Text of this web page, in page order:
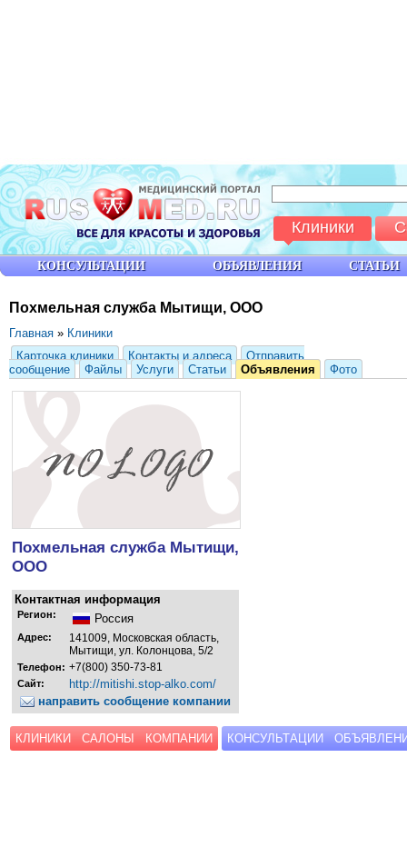
Похмельная служба Мытищи, ООО
Главная » Клиники
Карточка клиники
Контакты и адреса
Отправить
сообщение
Файлы Услуги Статьи Объявления Фото
Похмельная служба Мытищи,
ООО
Контактная информация
Регион: Россия
Адрес:
141009, Московская область,
Мытищи, ул. Колонцова, 5/2
Телефон: +7(800) 350-73-81
Сайт:
http://mitishi.stop-alko.com/
направить сообщение компании
КЛИНИКИ САЛОНЫ КОМПАНИИ КОНСУЛЬТАЦИИ
КОНСУЛЬТАЦИИ ОБЪЯВЛЕНИЯ СТАТЬИ
Клиники